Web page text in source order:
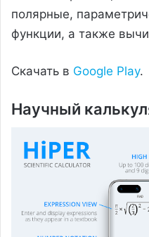
полярные,
функции, а также
Скачать в Google Play.
Научный